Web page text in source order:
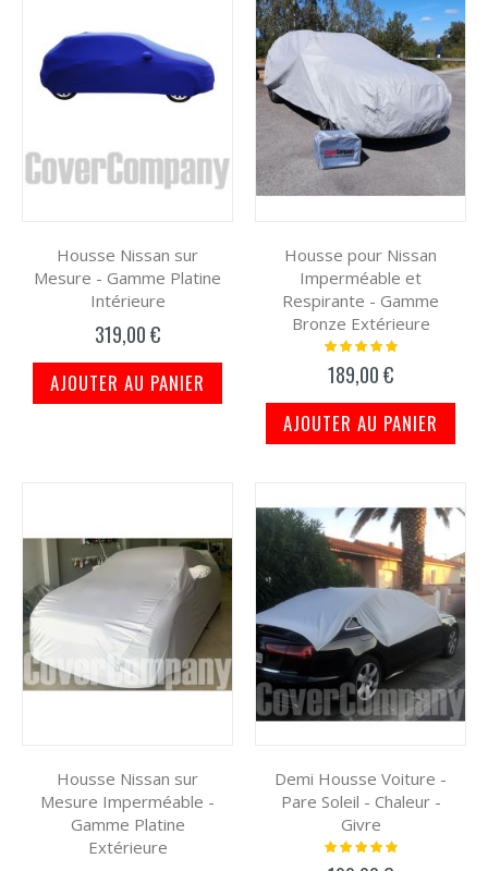
Housse Nissan sur
Mesure - Gamme Platine
Intérieure
319,00 €
AJOUTER AU PANIER
Housse pour Nissan
Imperméable et
Respirante - Gamme
Bronze Extérieure
Notation:
189,00 €
AJOUTER AU PANIER
Housse Nissan sur
Mesure Imperméable -
Gamme Platine
Extérieure
Demi Housse Voiture -
Pare Soleil - Chaleur -
Givre
Notation: